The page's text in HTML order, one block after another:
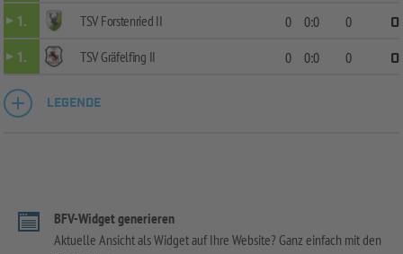
1.
TSV Forstenried II 0 0:0 0
0
1.
TSV Gräfelfing II 0 0:0 0 0
LEGENDE
BFV-Widget generieren
Aktuelle Ansicht als Widget auf Ihre Website? Ganz einfach mit den